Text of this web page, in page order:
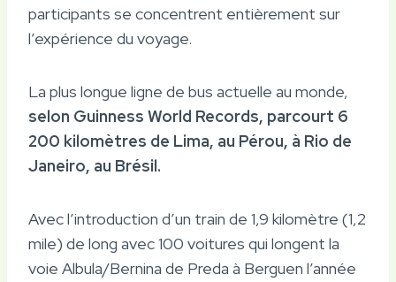
participants se concentrent entièrement sur
l’expérience du voyage.
La plus longue ligne de bus actuelle au monde,
selon Guinness World Records, parcourt 6
200 kilomètres de Lima, au Pérou, à Rio de
Janeiro, au Brésil.
Avec l’introduction d’un train de 1,9 kilomètre (1,2
mile) de long avec 100 voitures qui longent la
voie Albula/Bernina de Preda à Berguen l’année